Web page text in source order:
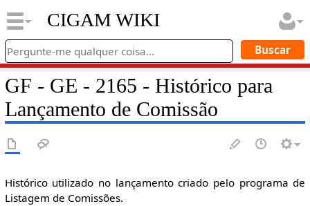
CIGAM WIKI
GF - GE - 2165 - Histórico para
Lançamento de Comissão
Histórico utilizado no lançamento criado pelo programa de
Listagem de Comissões.